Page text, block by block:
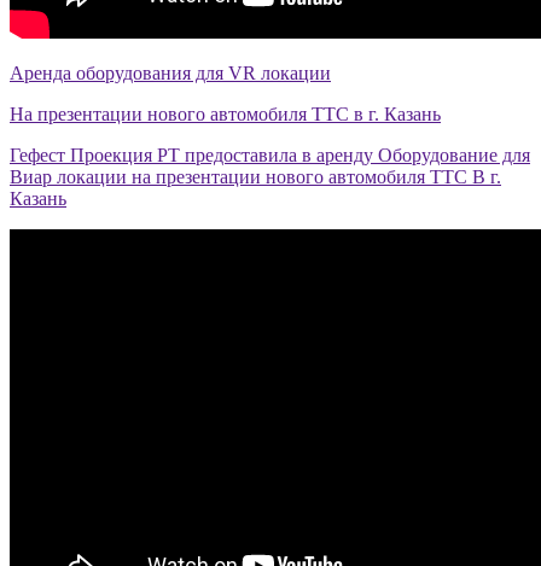
Аренда оборудования для VR локации
На презентации нового автомобиля ТТС в г. Казань
Гефест Проекция РТ предоставила в аренду Оборудование для
Виар локации на презентации нового автомобиля ТТС В г.
Казань